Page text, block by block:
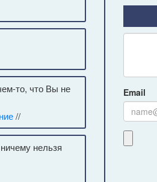
то, что Вы не
//
нельзя
Email